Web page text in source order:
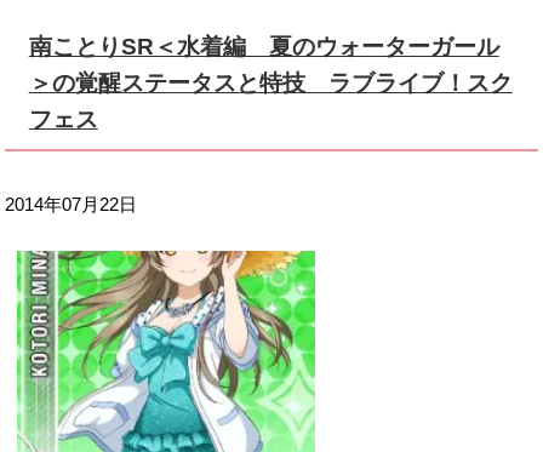
南ことりSR＜水着編 夏のウォーターガール
＞の覚醒ステータスと特技 ラブライブ！スク
フェス
2014年07月22日